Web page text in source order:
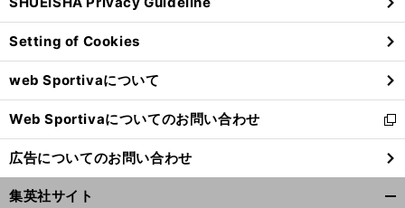
ィ
ン
ド
ウ
で
開
く
Setting of Cookies
web Sportivaについて
Web Sportivaについてのお問い合わせ
新
し
い
ウ
ィ
広告についてのお問い合わせ
集英社サイト